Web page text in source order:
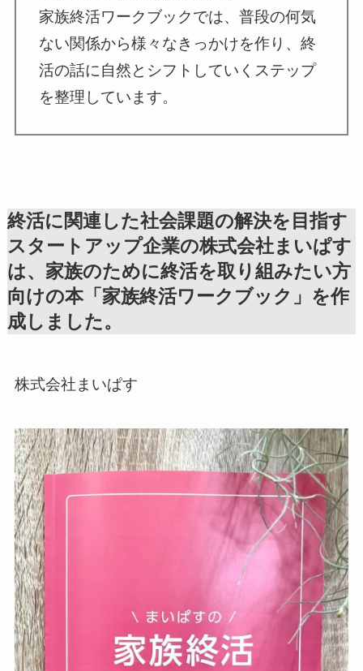
家族終活ワークブックでは、普段の何気
ない関係から様々なきっかけを作り、終
活の話に自然とシフトしていくステップ
を整理しています。
終活に関連した社会課題の解決を目指す
スタートアップ企業の株式会社まいぱす
は、家族のために終活を取り組みたい方
向けの本「家族終活ワークブック」を作
成しました。
株式会社まいぱす